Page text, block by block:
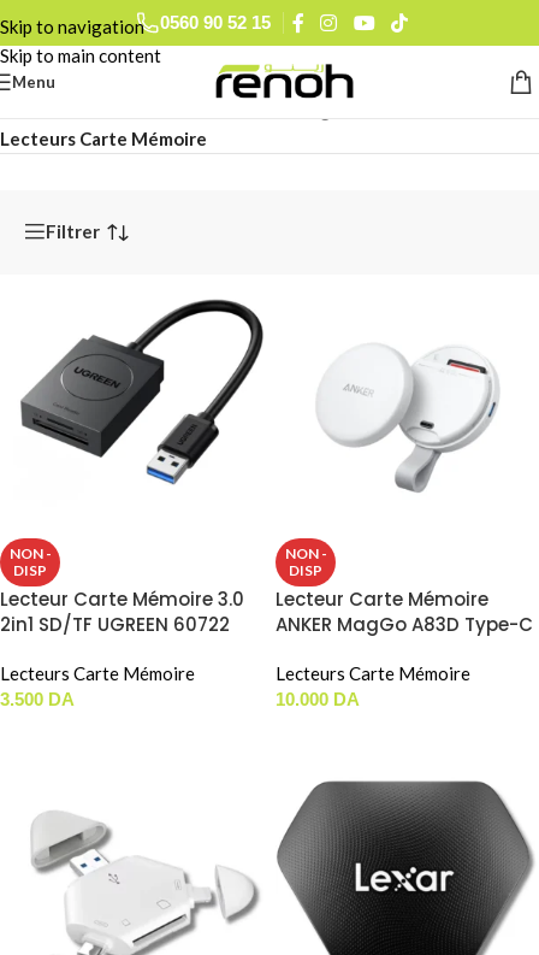
Skip to navigation
Skip to main content
0560 90 52 15
Menu
Lecteurs Carte Mémoire
Filtrer
NON -
DISP
Lecteur Carte Mémoire 3.0
2in1 SD/TF UGREEN 60722
Lecteurs Carte Mémoire
3.500 DA
NON -
DISP
Lecteur Carte Mémoire
ANKER MagGo A83D Type-C
Lecteurs Carte Mémoire
10.000 DA